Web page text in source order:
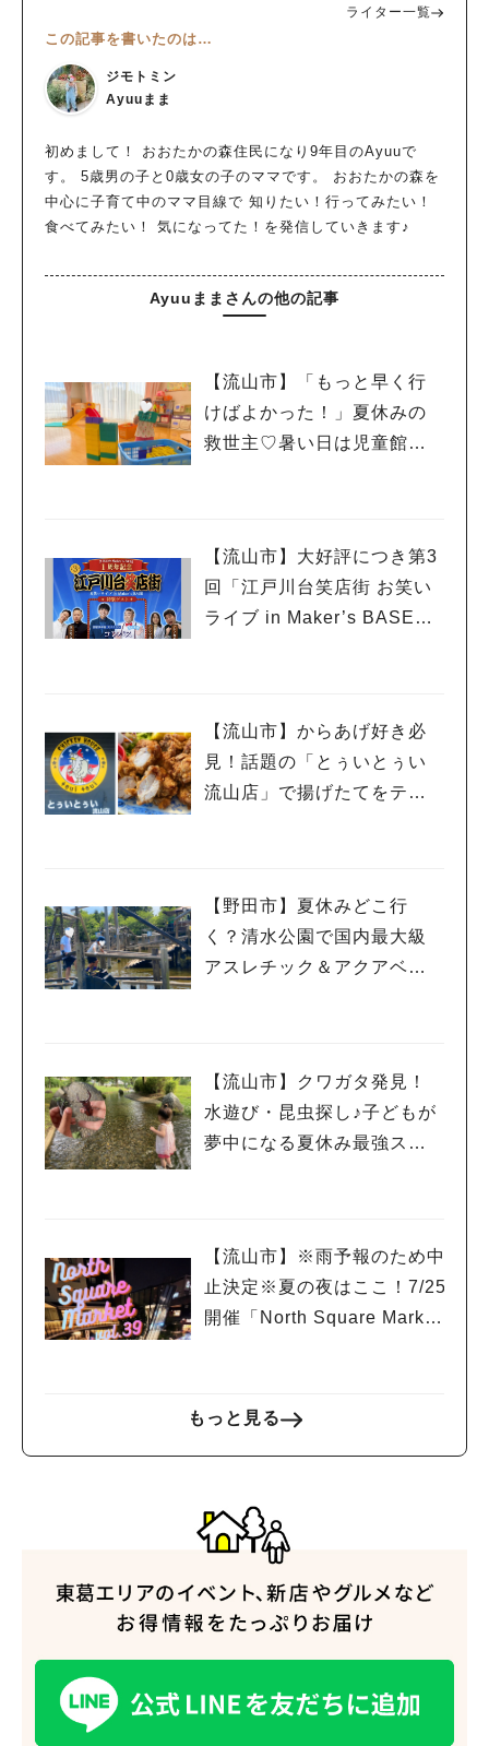
ライター一覧
この記事を書いたのは…
ジモトミン
Ayuuまま
初めまして！ おおたかの森住民になり9年目のAyuuで
す。 5歳男の子と0歳女の子のママです。 おおたかの森を
中心に子育て中のママ目線で 知りたい！行ってみたい！
食べてみたい！ 気になってた！を発信していきます♪
Ayuuままさんの他の記事
【流山市】「もっと早く行
けばよかった！」夏休みの
救世主♡暑い日は児童館へ！
【流山市】大好評につき第3
回「江戸川台笑店街 お笑い
ライブ in Maker’s BASE」
【流山市】からあげ好き必
見！話題の「とぅいとぅい
流山店」で揚げたてをテイ
【野田市】夏休みどこ行
く？清水公園で国内最大級
アスレチック＆アクアベン
【流山市】クワガタ発見！
水遊び・昆虫探し♪子どもが
夢中になる夏休み最強スポ
【流山市】※雨予報のため中
止決定※夏の夜はここ！7/25
開催「North Square Marke
もっと見る
人気のキーワード